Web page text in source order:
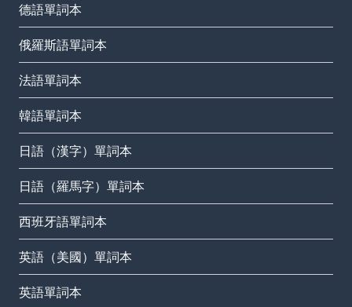
德語單詞本
俄羅斯語單詞本
法語單詞本
韓語單詞本
日語（漢字）單詞本
日語（羅馬字）單詞本
西班牙語單詞本
英語（美國）單詞本
英語單詞本